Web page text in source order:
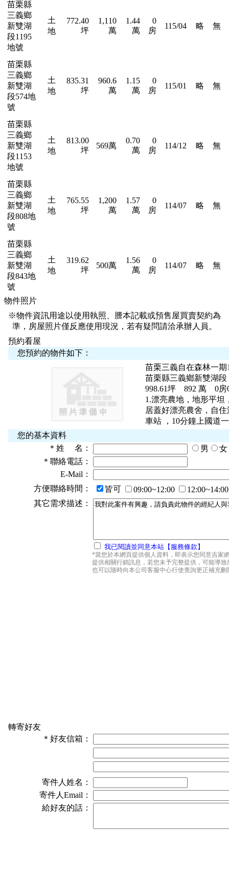
苗栗縣
三義鄉
新雙湖
段1195
地號
土
地
772.40
坪
1,110
萬
1.44
萬
0
房
115/04 略 無
苗栗縣
三義鄉
新雙湖
段574地
號
土
地
835.31
坪
960.6
萬
1.15
萬
0
房
115/01 略 無
苗栗縣
三義鄉
新雙湖
段1153
地號
土
地
813.00
坪
569萬
0.70
萬
0
房
114/12 略 無
苗栗縣
三義鄉
新雙湖
段808地
號
土
地
765.55
坪
1,200
萬
1.57
萬
0
房
114/07 略 無
苗栗縣
三義鄉
新雙湖
段843地
號
土
地
319.62
坪
500萬
1.56
萬
0
房
114/07 略 無
物件照片
※物件資訊用途以使用執照、謄本記載或預售屋買賣契約為
準，房屋照片僅反應使用現況，若有疑問請洽承辦人員。